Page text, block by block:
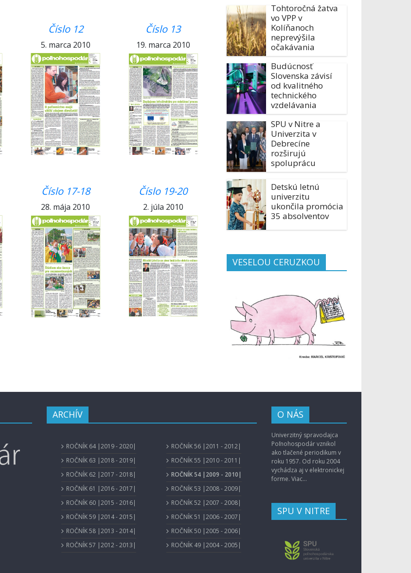
Číslo 12
5. marca 2010
Číslo 13
19. marca 2010
Číslo 17-18
28. mája 2010
Číslo 19-20
2. júla 2010
Tohtoročná žatva
vo VPP v
Kolíňanoch
neprevýšila
očakávania
Budúcnosť
Slovenska závisí
od kvalitného
technického
vzdelávania
SPU v Nitre a
Univerzita v
Debrecíne
rozširujú
spoluprácu
Detskú letnú
univerzitu
ukončila promócia
35 absolventov
VESELOU CERUZKOU
ARCHÍV
ROČNÍK 64 |2019 - 2020|
ROČNÍK 63 |2018 - 2019|
ROČNÍK 62 |2017 - 2018|
ROČNÍK 61 |2016 - 2017|
ROČNÍK 60 |2015 - 2016|
ROČNÍK 59 |2014 - 2015|
ROČNÍK 58 |2013 - 2014|
ROČNÍK 57 |2012 - 2013|
ROČNÍK 56 |2011 - 2012|
ROČNÍK 55 |2010 - 2011|
ROČNÍK 54 |2009 - 2010|
ROČNÍK 53 |2008 - 2009|
ROČNÍK 52 |2007 - 2008|
ROČNÍK 51 |2006 - 2007|
ROČNÍK 50 |2005 - 2006|
ROČNÍK 49 |2004 - 2005|
O NÁS
Univerzitný spravodajca
Poľnohospodár vznikol
ako tlačené periodikum v
roku 1957. Od roku 2004
vychádza aj v elektronickej
forme. Viac...
SPU V NITRE